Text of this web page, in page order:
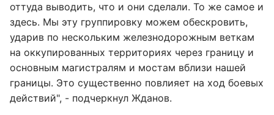
оттуда выводить, что и они сделали. То же самое и
здесь. Мы эту группировку можем обескровить,
ударив по нескольким железнодорожным веткам
на оккупированных территориях через границу и
основным магистралям и мостам вблизи нашей
границы. Это существенно повлияет на ход боевых
действий", - подчеркнул Жданов.